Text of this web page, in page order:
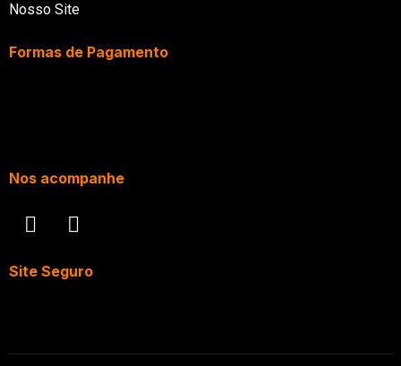
Nosso Site
Formas de Pagamento
Nos acompanhe
Site Seguro